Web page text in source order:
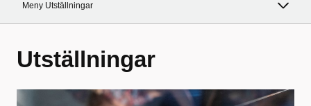
Meny Utställningar
Utställningar